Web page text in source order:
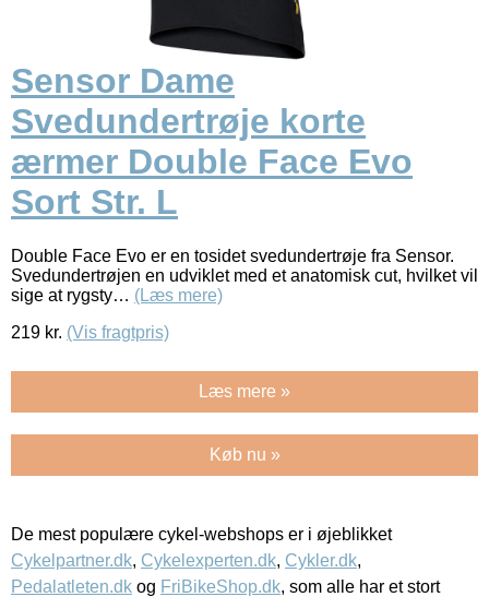
Sensor Dame
Svedundertrøje korte
ærmer Double Face Evo
Sort Str. L
Double Face Evo er en tosidet svedundertrøje fra Sensor.
Svedundertrøjen en udviklet med et anatomisk cut, hvilket vil
sige at rygsty… (Læs mere)
219 kr. (Vis fragtpris)
Læs mere »
Køb nu »
De mest populære cykel-webshops er i øjeblikket
Cykelpartner.dk, Cykelexperten.dk, Cykler.dk,
Pedalatleten.dk og FriBikeShop.dk, som alle har et stort